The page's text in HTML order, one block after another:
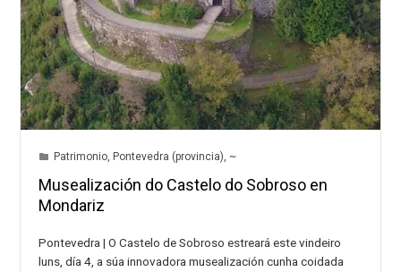
Patrimonio, Pontevedra (provincia), ~
Musealización do Castelo do Sobroso en
Mondariz
Pontevedra | O Castelo de Sobroso estreará este vindeiro
luns, día 4, a súa innovadora musealización cunha coidada